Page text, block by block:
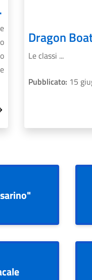
Cesare”
Le classi ...
Pubblicato: 15